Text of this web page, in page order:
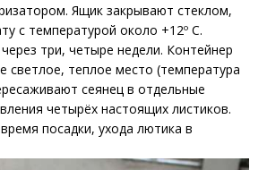
Ящик закрывают стеклом,
с температурой около +12º C.
три, четыре недели. Контейнер
светлое, теплое место (температура
сеянец в отдельные
четырёх настоящих листиков.
посадки, ухода лютика в